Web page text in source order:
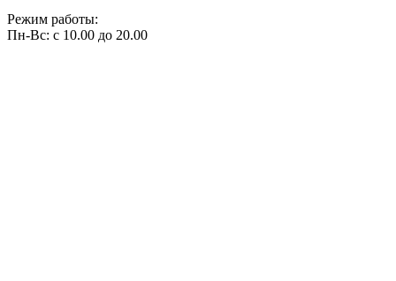
Режим работы:
Пн-Вс: с 10.00 до 20.00